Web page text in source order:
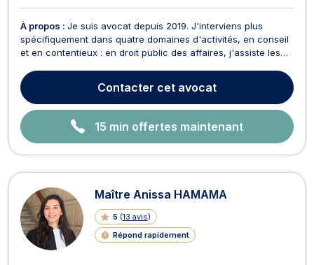
À propos : Je suis avocat depuis 2019. J'interviens plus
spécifiquement dans quatre domaines d'activités, en conseil
et en contentieux : en droit public des affaires, j'assiste les
structuration et l'exécution de leurs contrats, qu'il s'agisse
des contrats de la commande publique...
Contacter cet avocat
15 min offertes maintenant
Maître Anissa HAMAMA
5 (13 avis)
Répond rapidement